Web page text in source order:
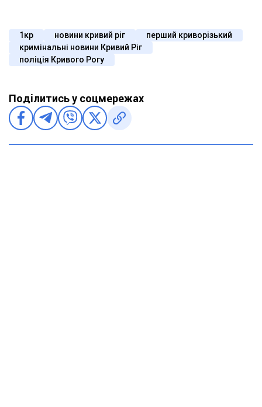
1кр новини кривий ріг
перший криворізький
кримінальні новини Кривий Ріг
поліція Кривого Рогу
Поділитись у соцмережах